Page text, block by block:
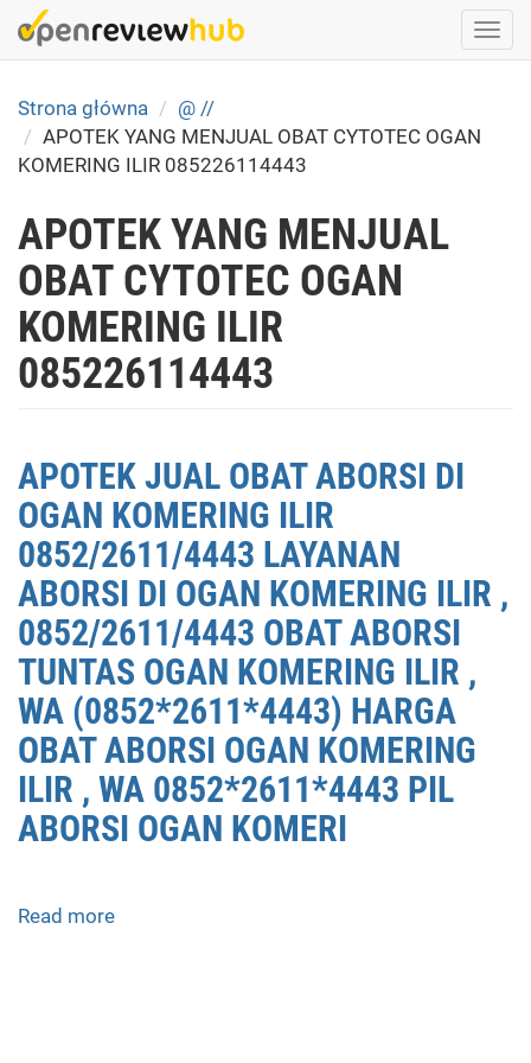
Skip
to
content
Strona główna
@ //
APOTEK YANG MENJUAL OBAT CYTOTEC OGAN
KOMERING ILIR 085226114443
APOTEK YANG MENJUAL
OBAT CYTOTEC OGAN
KOMERING ILIR
085226114443
APOTEK JUAL OBAT ABORSI DI
OGAN KOMERING ILIR
0852/2611/4443 LAYANAN
ABORSI DI OGAN KOMERING ILIR ,
0852/2611/4443 OBAT ABORSI
TUNTAS OGAN KOMERING ILIR ,
WA (0852*2611*4443) HARGA
OBAT ABORSI OGAN KOMERING
ILIR , WA 0852*2611*4443 PIL
ABORSI OGAN KOMERI
Read more